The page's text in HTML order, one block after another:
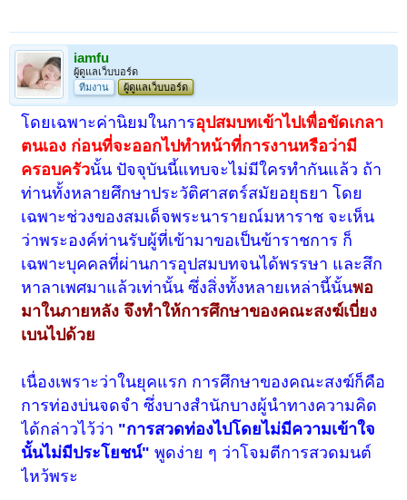
iamfu
ผู้ดูแลเว็บบอร์ด
ทีมงาน
ผู้ดูแลเว็บบอร์ด
โดยเฉพาะค่านิยมในการอุปสมบทเข้าไปเพื่อขัดเกลา
ตนเอง ก่อนที่จะออกไปทำหน้าที่การงานหรือว่ามี
ครอบครัวนั้น ปัจจุบันนี้แทบจะไม่มีใครทำกันแล้ว ถ้า
ท่านทั้งหลายศึกษาประวัติศาสตร์สมัยอยุธยา โดย
เฉพาะช่วงของสมเด็จพระนารายณ์มหาราช จะเห็น
ว่าพระองค์ท่านรับผู้ที่เข้ามาขอเป็นข้าราชการ ก็
เฉพาะบุคคลที่ผ่านการอุปสมบทจนได้พรรษา และสึก
หาลาเพศมาแล้วเท่านั้น ซึ่งสิ่งทั้งหลายเหล่านี้นั้นพอ
มาในภายหลัง จึงทำให้การศึกษาของคณะสงฆ์เบี่ยง
เบนไปด้วย
เนื่องเพราะว่าในยุคแรก การศึกษาของคณะสงฆ์ก็คือ
การท่องบ่นจดจำ ซึ่งบางสำนักบางผู้นำทางความคิด
ได้กล่าวไว้ว่า "การสวดท่องไปโดยไม่มีความเข้าใจ
นั้นไม่มีประโยชน์" พูดง่าย ๆ ว่าโจมตีการสวดมนต์
ไหว้พระ